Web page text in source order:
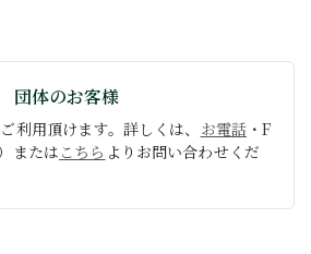
団体のお客様
利用頂けます。詳しくは、 お電話 ・F
または こちら よりお問い合わせくだ